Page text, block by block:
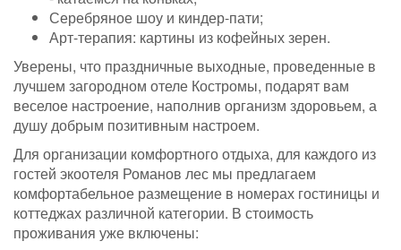
Серебряное шоу и киндер-пати;
Арт-терапия: картины из кофейных зерен.
Уверены, что праздничные выходные, проведенные в
лучшем загородном отеле Костромы, подарят вам
веселое настроение, наполнив организм здоровьем, а
душу добрым позитивным настроем.
Для организации комфортного отдыха, для каждого из
гостей экоотеля Романов лес мы предлагаем
комфортабельное размещение в номерах гостиницы и
коттеджах различной категории. В стоимость
проживания уже включены: